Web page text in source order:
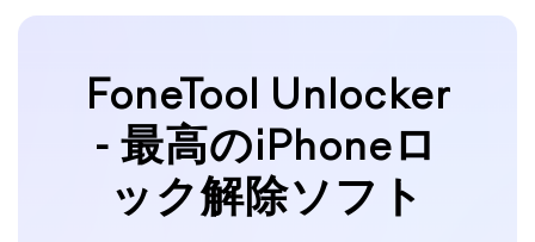
FoneTool Unlocker
- 最高のiPhoneロ
ック解除ソフト